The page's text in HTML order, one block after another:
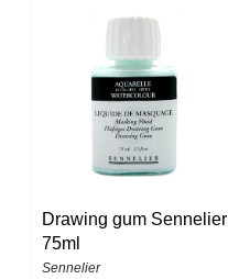
Drawing gum Sennelier
75ml
Sennelier